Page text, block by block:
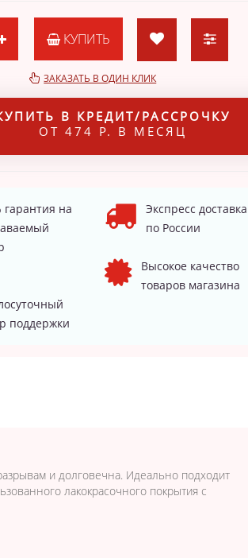
КУПИТЬ
ЗАКАЗАТЬ В ОДИН КЛИК
В КРЕДИТ/РАССРОЧКУ
ОТ 474 Р. В МЕСЯЦ
гарантия на
Экспресс доставка
по России
Высокое качество
товаров магазина
поддержки
и долговечна. Идеально подходит
лакокрасочного покрытия с